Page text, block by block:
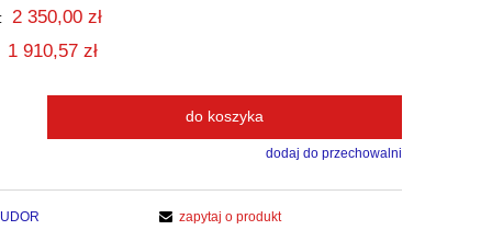
2 350,00 zł
1 910,57 zł
do koszyka
dodaj do przechowalni
UDOR
zapytaj o produkt